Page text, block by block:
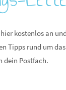
kostenlos an
Tipps rund um
dein Postfach.